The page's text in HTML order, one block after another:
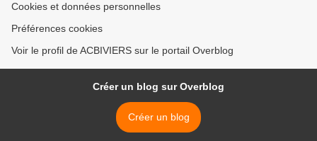
Cookies et données personnelles
Préférences cookies
Voir le profil de ACBIVIERS sur le portail Overblog
Créer un blog sur Overblog
Créer un blog